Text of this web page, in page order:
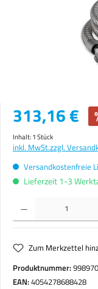
Verkaufspreis:
313,16 €
Inhalt:1 Stück
inkl. MwSt.zzgl.
Versandkostenfreie
Lieferzeit 1-3
Produkt Anzahl: Gib den
Zum Merkzettel
Produktnummer:
EAN:4054278688428